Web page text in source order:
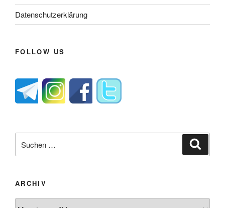
Datenschutzerklärung
FOLLOW US
nach:
ARCHIV